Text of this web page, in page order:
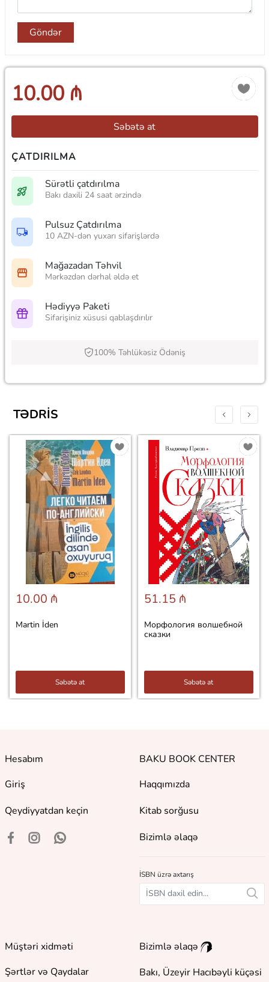
Göndər
10.00 ₼
Səbətə at
ÇATDIRILMA
Sürətli çatdırılma
Bakı daxili 24 saat ərzində
Pulsuz Çatdırılma
10 AZN-dən yuxarı sifarişlərdə
Mağazadan Təhvil
Mərkəzdən dərhal əldə et
Hədiyyə Paketi
Sifarişiniz xüsusi qablaşdırılır
100% Təhlükəsiz Ödəniş
TƏDRIS
10.00 ₼
Martin İden
Səbətə at
51.15 ₼
Морфология волшебной
сказки
Səbətə at
Hesabım
Giriş
Qeydiyyatdan keçin
BAKU BOOK CENTER
Haqqımızda
Kitab sorğusu
Bizimlə əlaqə
İSBN üzrə axtarış
Müştəri xidməti
Şərtlər və Qaydalar
Bizimlə əlaqə
Bakı, Üzeyir Hacıbəyli küçəsi